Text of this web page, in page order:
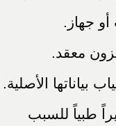
جهاز.
معقد.
بياناتها الأصلية.
طبياً للسبب